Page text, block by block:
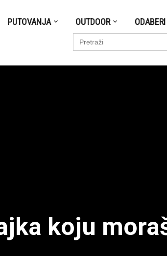
PUTOVANJA OUTDOOR
Search
for:
koju